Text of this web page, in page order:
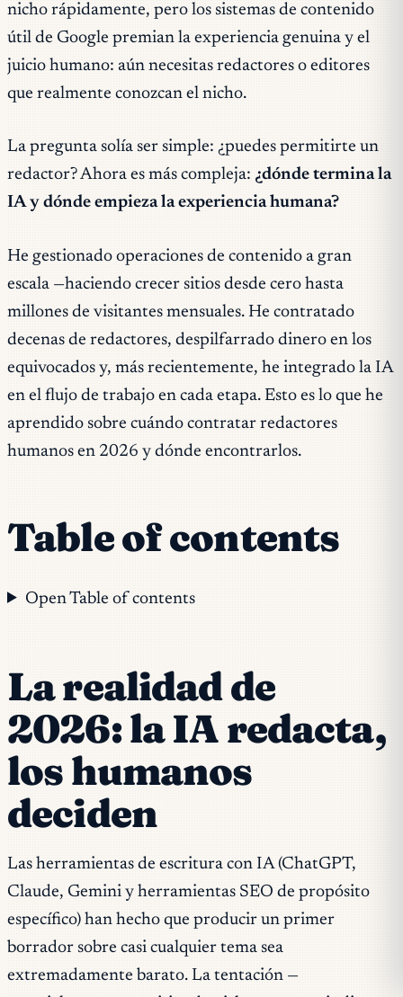
nicho rápidamente, pero los sistemas de contenido
útil de Google premian la experiencia genuina y el
juicio humano: aún necesitas redactores o editores
que realmente conozcan el nicho.
La pregunta solía ser simple: ¿puedes permitirte un
redactor? Ahora es más compleja: ¿dónde termina la
IA y dónde empieza la experiencia humana?
He gestionado operaciones de contenido a gran
escala —haciendo crecer sitios desde cero hasta
millones de visitantes mensuales. He contratado
decenas de redactores, despilfarrado dinero en los
equivocados y, más recientemente, he integrado la IA
en el flujo de trabajo en cada etapa. Esto es lo que he
aprendido sobre cuándo contratar redactores
humanos en 2026 y dónde encontrarlos.
Table of contents
Open Table of contents
La realidad de
2026: la IA redacta,
los humanos
deciden
Las herramientas de escritura con IA (ChatGPT,
Claude, Gemini y herramientas SEO de propósito
específico) han hecho que producir un primer
borrador sobre casi cualquier tema sea
extremadamente barato. La tentación —